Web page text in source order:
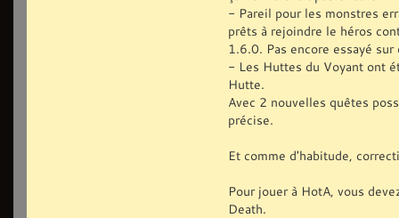
- Pareil pour les monstres
prêts à rejoindre le héros
1.6.0. Pas encore essayé
- Les Huttes du Voyant ont
Hutte.
Avec 2 nouvelles quêtes
précise.
Et comme d'habitude,
Pour jouer à HotA, vous
Death.